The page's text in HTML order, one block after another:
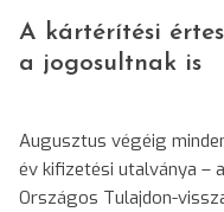
A kártérítési
a jogosultnak is
Augusztus végéig
év kifizetési utalványa –
Országos Tulajdon-